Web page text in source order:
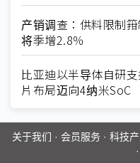
产销调查：供料限制
将季增2.8％
比亚迪以半导体自研
片布局迈向4纳米SoC
关于我们 · 会员服务· 科技
·